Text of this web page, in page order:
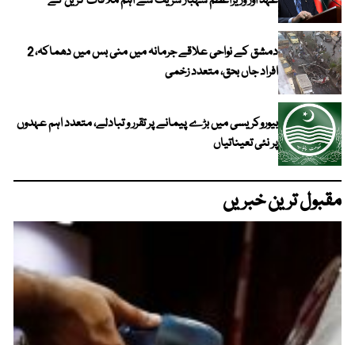
دمشق کے نواحی علاقے جرمانہ میں منی بس میں دھماکہ، 2
افراد جاں بحق، متعدد زخمی
بیوروکریسی میں بڑے پیمانے پر تقرر و تبادلے، متعدد اہم عہدوں
پر نئی تعیناتیاں
مقبول ترین خبریں